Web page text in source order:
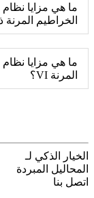
ما هي مزايا نظام
الخراطيم
المرنة VI؟
الخيار الذكي لـ
المحاليل المبردة
اتصل بنا